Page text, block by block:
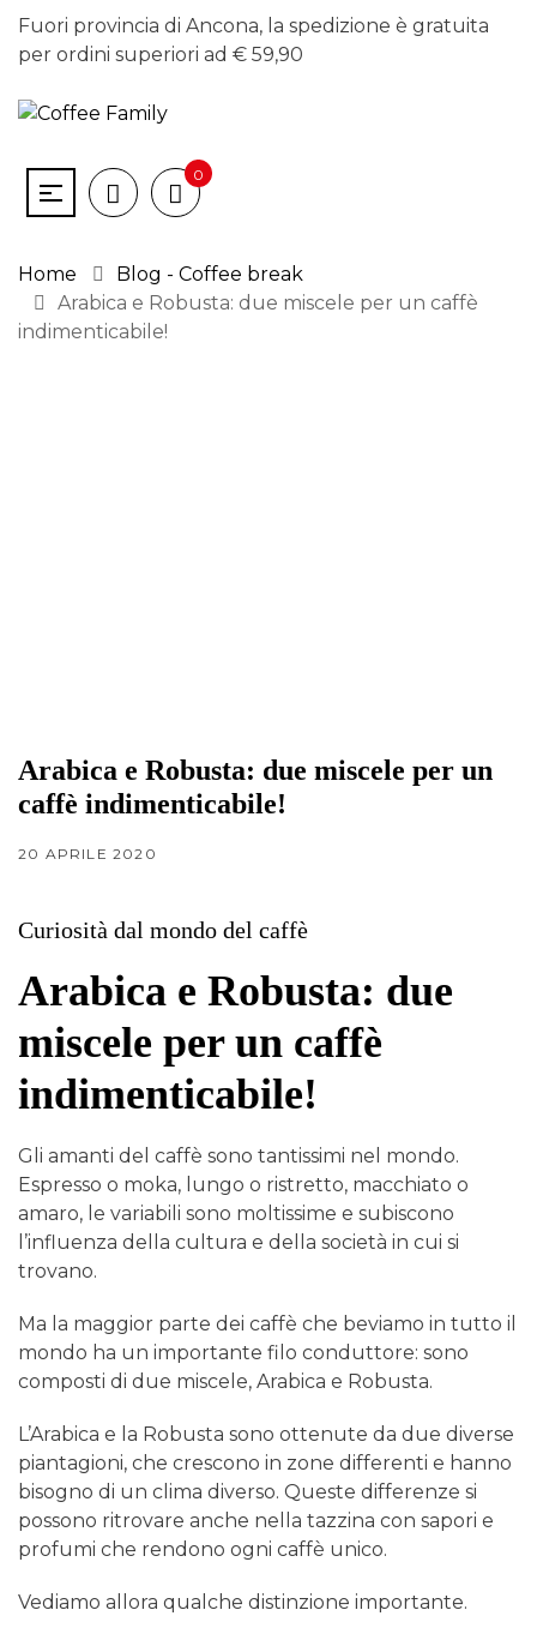
Fuori provincia di Ancona, la spedizione è gratuita
per ordini superiori ad € 59,90
0
Home
Blog - Coffee break
Arabica e Robusta: due miscele per un caffè
indimenticabile!
Arabica e Robusta: due miscele per un
caffè indimenticabile!
20 APRILE 2020
Curiosità dal mondo del caffè
Arabica e Robusta: due
miscele per un caffè
indimenticabile!
Gli amanti del caffè sono tantissimi nel mondo.
Espresso o moka, lungo o ristretto, macchiato o
amaro, le variabili sono moltissime e subiscono
l’influenza della cultura e della società in cui si
trovano.
Ma la maggior parte dei caffè che beviamo in tutto il
mondo ha un importante filo conduttore: sono
composti di due miscele, Arabica e Robusta.
L’Arabica e la Robusta sono ottenute da due diverse
piantagioni, che crescono in zone differenti e hanno
bisogno di un clima diverso. Queste differenze si
possono ritrovare anche nella tazzina con sapori e
profumi che rendono ogni caffè unico.
Vediamo allora qualche distinzione importante.